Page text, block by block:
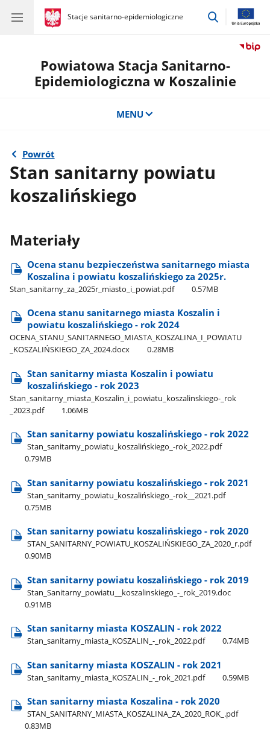
gov.pl
Stacje sanitarno-epidemiologiczne
gov.pl
Stacje
przejdź
Powiatowa Stacja Sanitarno-
Epidemiologiczna w Koszalinie
MENU
Powrót
Stan sanitarny powiatu
koszalińskiego
Materiały
Ocena stanu bezpieczeństwa sanitarnego miasta
Koszalina i powiatu koszalińskiego za 2025r.
Stan​_sanitarny​_za​_2025r​_miasto​_i​_powiat.pdf 0.57MB
Ocena stanu sanitarnego miasta Koszalin i
powiatu koszalińskiego - rok 2024
OCENA​_STANU​_SANITARNEGO​_MIASTA​_KOSZALINA​_I​_POWIATU​
_KOSZALIŃSKIEGO​_ZA​_2024.docx
0.28MB
Stan sanitarny miasta Koszalin i powiatu
koszalińskiego - rok 2023
Stan​_sanitarny​_miasta​_Koszalin​_i​_powiatu​_koszalinskiego-​_rok​
_2023.pdf
1.06MB
Stan sanitarny powiatu koszalińskiego - rok 2022
Stan​_sanitarny​_powiatu​_koszalińskiego​_-rok​_2022.pdf
0.79MB
Stan sanitarny powiatu koszalińskiego - rok 2021
Stan​_sanitarny​_powiatu​_koszalińskiego​_-rok​_​_2021.pdf
0.75MB
Stan sanitarny powiatu koszalińskiego - rok 2020
STAN​_SANITARNY​_POWIATU​_KOSZALIŃSKIEGO​_ZA​_2020​_r.pdf
0.90MB
Stan sanitarny powiatu koszalińskiego - rok 2019
Stan​_Sanitarny​_powiatu​_​_koszalinskiego​_-​_rok​_2019.doc
0.91MB
Stan sanitarny miasta KOSZALIN - rok 2022
Stan​_sanitarny​_miasta​_KOSZALIN​_-​_rok​_2022.pdf 0.74MB
Stan sanitarny miasta KOSZALIN - rok 2021
Stan​_sanitarny​_miasta​_KOSZALIN​_-​_rok​_2021.pdf 0.59MB
Stan sanitarny miasta Koszalina - rok 2020
STAN​_SANITARNY​_MIASTA​_KOSZALINA​_ZA​_2020​_ROK​_.pdf
0.83MB